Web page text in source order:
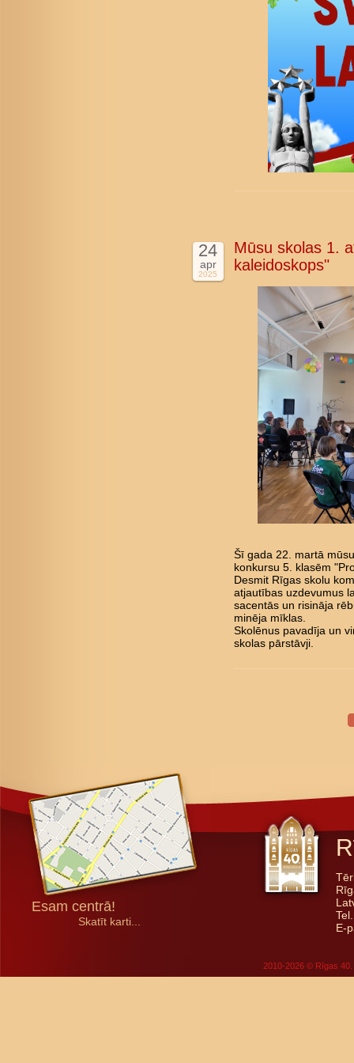
24
apr
2025
Mūsu skolas 1.
kaleidoskops"
Šī gada 22. martā
konkursu 5. klasēm
Desmit Rīgas skolu
atjautības uzdevumus
sacentās un risināja
minēja mīklas.
Skolēnus pavadīja un
skolas pārstāvji.
Esam centrā!
Skatīt karti...
E-
2010-2026 © Rīgas